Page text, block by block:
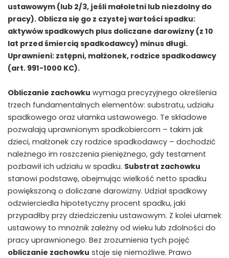
ustawowym (lub 2/3, jeśli małoletni lub niezdolny do
pracy). Oblicza się go z czystej wartości spadku:
aktywów spadkowych plus doliczane darowizny (z 10
lat przed śmiercią spadkodawcy) minus długi.
Uprawnieni: zstępni, małżonek, rodzice spadkodawcy
(art. 991-1000 KC).
Obliczanie zachowku wymaga precyzyjnego określenia
trzech fundamentalnych elementów: substratu, udziału
spadkowego oraz ułamka ustawowego. Te składowe
pozwalają uprawnionym spadkobiercom – takim jak
dzieci, małżonek czy rodzice spadkodawcy – dochodzić
należnego im roszczenia pieniężnego, gdy testament
pozbawił ich udziału w spadku. Substrat zachowku
stanowi podstawę, obejmując wielkość netto spadku
powiększoną o doliczane darowizny. Udział spadkowy
odzwierciedla hipotetyczny procent spadku, jaki
przypadłby przy dziedziczeniu ustawowym. Z kolei ułamek
ustawowy to mnożnik zależny od wieku lub zdolności do
pracy uprawnionego. Bez zrozumienia tych pojęć
obliczanie zachowku staje się niemożliwe. Prawo